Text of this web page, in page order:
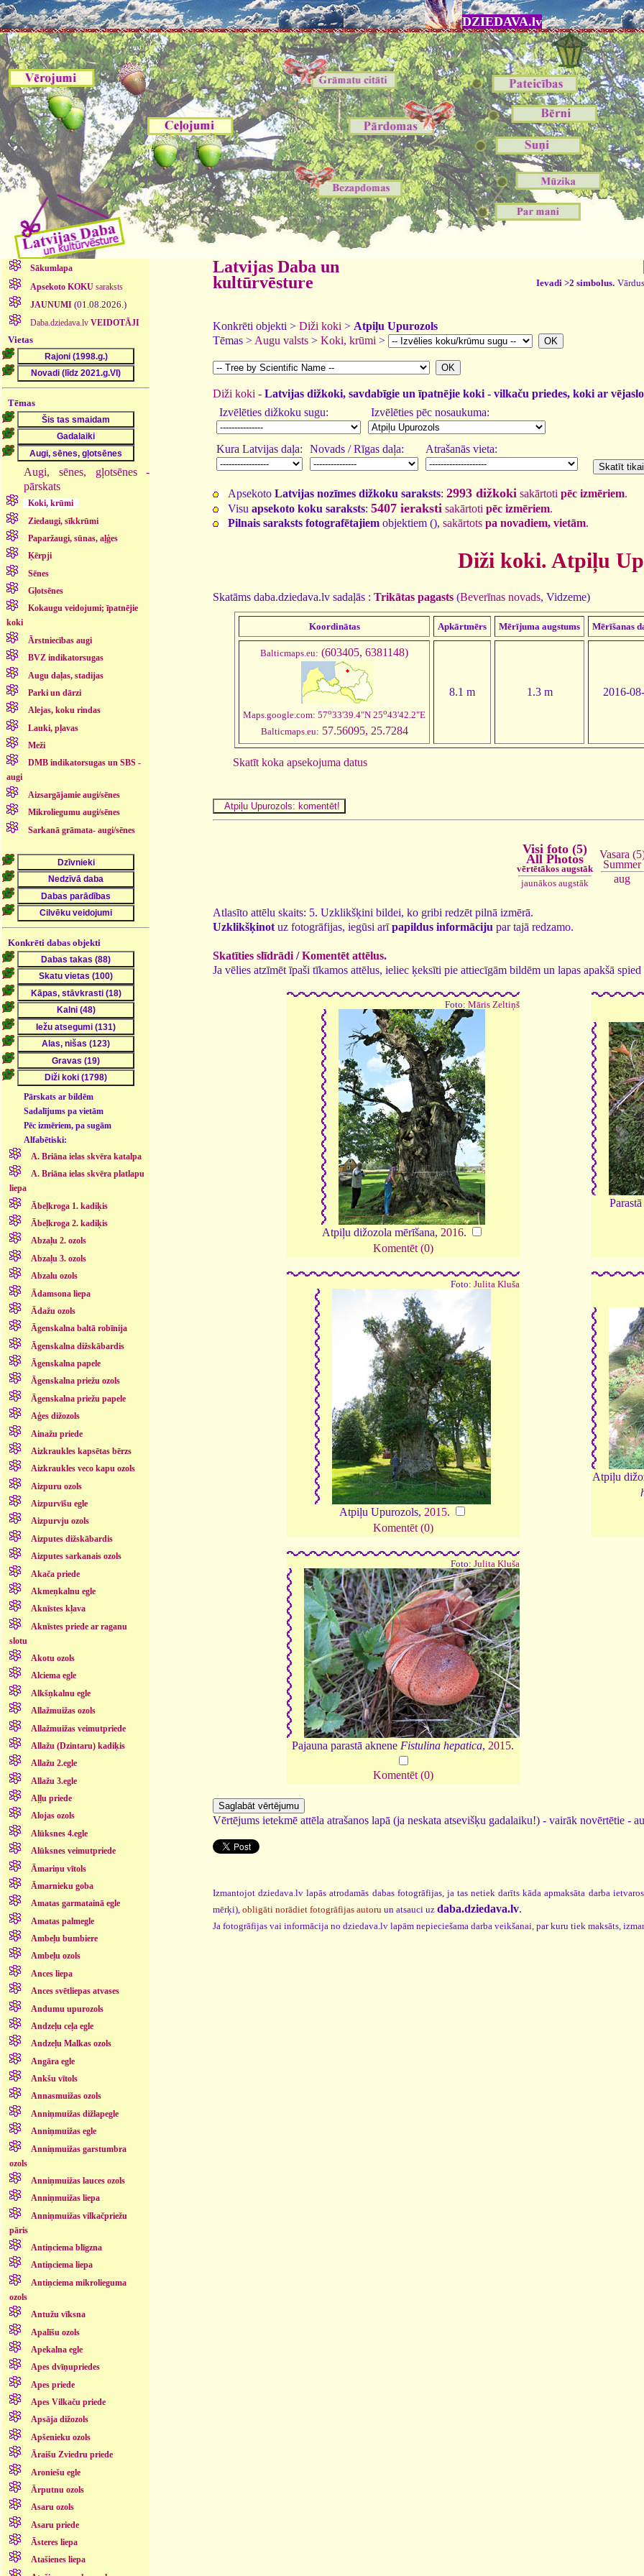
DZIEDAVA.lv
Sākumlapa
Apsekoto KOKUsaraksts
JAUNUMI (01.08.2026.)
Daba.dziedava.lv VEIDOTĀJI
Vietas
Tēmas
Augi, sēnes, gļotsēnes -
pārskats
Koki, krūmi
Ziedaugi, sīkkrūmi
Paparžaugi, sūnas, aļģes
Ķērpji
Sēnes
Gļotsēnes
Kokaugu veidojumi; īpatnējie
koki
Ārstniecības augi
BVZ indikatorsugas
Augu daļas, stadijas
Parki un dārzi
Alejas, koku rindas
Lauki, pļavas
Meži
DMB indikatorsugas un SBS -
augi
Aizsargājamie augi/sēnes
Mikroliegumu augi/sēnes
Sarkanā grāmata- augi/sēnes
Konkrēti dabas objekti
Pārskats ar bildēm
Sadalījums pa vietām
Pēc izmēriem, pa sugām
Alfabētiski:
A. Briāna ielas skvēra katalpa
A. Briāna ielas skvēra platlapu
liepa
Ābeļkroga 1. kadiķis
Ābeļkroga 2. kadiķis
Abzaļu 2. ozols
Abzaļu 3. ozols
Abzalu ozols
Ādamsona liepa
Ādažu ozols
Āgenskalna baltā robīnija
Āgenskalna dižskābardis
Āgenskalna papele
Āgenskalna priežu ozols
Āgenskalna priežu papele
Aģes dižozols
Ainažu priede
Aizkraukles kapsētas bērzs
Aizkraukles veco kapu ozols
Aizpuru ozols
Aizpurvīšu egle
Aizpurvju ozols
Aizputes dižskābardis
Aizputes sarkanais ozols
Akača priede
Akmeņkalnu egle
Aknīstes kļava
Aknīstes priede ar raganu
slotu
Akotu ozols
Alciema egle
Alkšņkalnu egle
Allažmuižas ozols
Allažmuižas veimutpriede
Allažu (Dzintaru) kadiķis
Allažu 2.egle
Allažu 3.egle
Aļļu priede
Alojas ozols
Alūksnes 4.egle
Alūksnes veimutpriede
Āmariņu vītols
Āmarnieku goba
Amatas garmatainā egle
Amatas palmegle
Ambeļu bumbiere
Ambeļu ozols
Ances liepa
Ances svētliepas atvases
Andumu upurozols
Andzeļu ceļa egle
Andzeļu Malkas ozols
Angāra egle
Ankšu vītols
Annasmuižas ozols
Anniņmuižas dižlapegle
Anniņmuižas egle
Anniņmuižas garstumbra
ozols
Anniņmuižas lauces ozols
Anniņmuižas liepa
Anniņmuižas vilkačpriežu
pāris
Antiņciema blīgzna
Antiņciema liepa
Antiņciema mikrolieguma
ozols
Antužu vīksna
Apalīšu ozols
Apekalna egle
Apes dvīņupriedes
Apes priede
Apes Vilkaču priede
Apsāja dižozols
Apšenieku ozols
Āraišu Zviedru priede
Aroniešu egle
Ārputnu ozols
Asaru ozols
Asaru priede
Āsteres liepa
Atašienes liepa
Latvijas Daba un
kultūrvēsture
Ievadi >2 simbolus.
Konkrēti objekti > Diži koki > Atpiļu Upurozols
Tēmas > Augu valsts > Koki, krūmi >
Diži koki - Latvijas dižkoki, savdabīgie un īpatnējie koki - vilkaču priedes, koki ar
Izvēlēties dižkoku sugu:
Izvēlēties pēc nosaukuma:
Kura Latvijas daļa: Novads / Rīgas daļa: Atrašanās vieta:
Apsekoto Latvijas nozīmes dižkoku saraksts: 2993 dižkoki sakārtoti pēc izmēriem.
Visu apsekoto koku saraksts: 5407 ieraksti sakārtoti pēc izmēriem.
Pilnais saraksts fotografētajiem objektiem (), sakārtots pa novadiem, vietām.
Diži koki. Atpiļu
Skatāms daba.dziedava.lv sadaļās : Trikātas pagasts (Beverīnas novads, Vidzeme)
Koordinātas Apkārtmērs Mērījuma augstums Mērīšanas
Balticmaps.eu: (603405, 6381148)
Maps.google.com: 57o33'39.4"N 25o43'42.2"E
Balticmaps.eu: 57.56095, 25.7284
8.1 m 1.3 m 2016-
Skatīt koka apsekojuma datus
Visi foto (5)
All Photos
vērtētākos augstāk
jaunākos augstāk
Vasara
Summer
aug
Atlasīto attēlu skaits: 5. Uzklikšķini bildei, ko gribi redzēt pilnā izmērā.
Uzklikšķinot uz fotogrāfijas, iegūsi arīpapildus informāciju par tajā redzamo.
Skatīties slīdrādi /Komentēt attēlus.
Ja vēlies atzīmēt īpaši tīkamos attēlus, ieliec ķeksīti pie attiecīgām bildēm un lapas apakšā
Foto: Māris Zeltiņš
Atpiļu dižozola mērīšana, 2016.
Komentēt (0)
Foto: Julita Kluša
Atpiļu Upurozols, 2015.
Komentēt (0)
Atpiļu
Foto: Julita Kluša
Pajauna parastā aknene Fistulina hepatica, 2015.
Komentēt (0)
Vērtējums ietekmē attēla atrašanos lapā (ja neskata atsevišķu gadalaiku!) - vairāk novērtētie -
Izmantojot dziedava.lv lapās atrodamās dabas fotogrāfijas, ja tas netiek darīts kāda apmaksāta darba
mērķi), obligāti norādiet fotogrāfijas autoru un atsauci uz daba.dziedava.lv.
Ja fotogrāfijas vai informācija no dziedava.lv lapām nepieciešama darba veikšanai, par kuru tiek maksāts,